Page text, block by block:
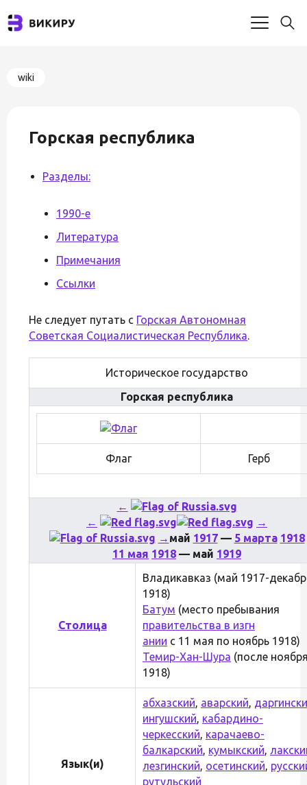
wiki
Горская республика
Разделы:
1990-е
Литература
Примечания
Ссылки
Не следует путать с Горская Автономная
Советская Социалистическая Республика.
Историческое государство
Горская республика
Флаг Герб
←
←
→
→ май 1917— 5 марта 1918
11 мая 1918 — май 1919
Столица
Владикавказ (май 1917-
1918)
Батум (место пребывания
правительства в изгн
ании с 11 мая по ноябрь 1918)
Темир-Хан-Шура (после
1918)
Язык(и)
абхазский, аварский,
ингушский, кабардино-
черкесский, карачаево-
балкарский, кумыкский,
лезгинский, осетинский,
рутульский